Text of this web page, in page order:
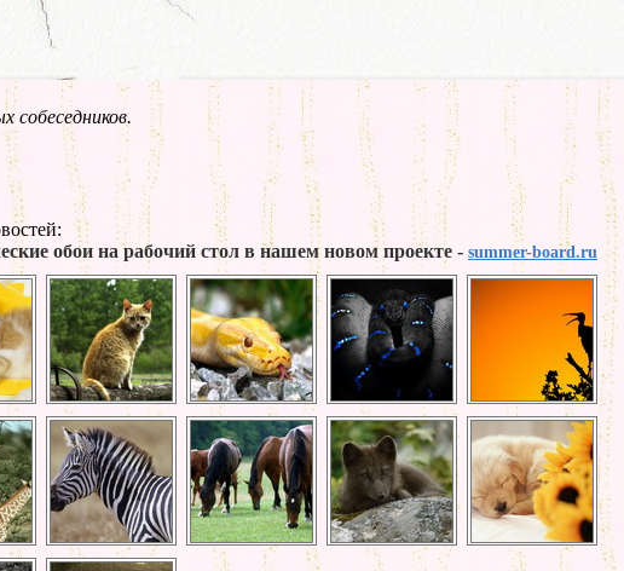
обои на рабочий стол в нашем новом проекте - summer-board.ru